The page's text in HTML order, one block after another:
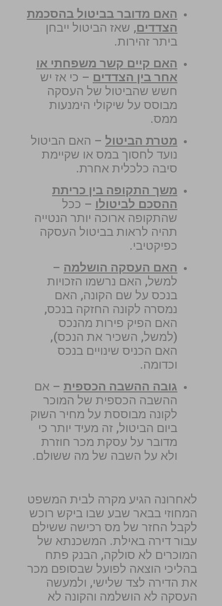
האם מדובר בביטול בהסכמת
הצדדים, שאז הביטול ייבחן
ביתר זהירות.
האם קיים קשר משפחתי או
אחר בין הצדדים – כי אז יש
חשש שהביטול של העסקה
מבוסס על שיקולי הימנעות
ממס.
מטרת הביטול – האם הביטול
נועד לחסוך במס או שקיימת
סיבה כלכלית אחרת.
משך התקופה בין כריתת
ההסכם לביטולו – ככל
שהתקופה ארוכה יותר הנטייה
תהיה לראות בביטול העסקה
כפיקטיבי.
האם העסקה הושלמה –
למשל, האם נרשמו הזכויות
בנכס על שם הקונה, האם
נמסרה לקונה החזקה בנכס,
האם הפיק פירות מהנכס
(למשל, השכיר את הנכס),
האם הכניס שינויים בנכס
וכדומה.
גובה ההשבה הכספית – אם
ההשבה הכספית של המוכר
לקונה מבוססת על מחיר השוק
ביום הביטול, זה מעיד יותר כי
מדובר על עסקת מכר חוזרת
ולא על השבה של מה ששולם.
לאחרונה הגיע מקרה לבית המשפט
המחוזי בבאר שבע שבו ביקש רוכש
לקבל החזר של מס רכישה ששילם
עבור דירה באילת. המשכנתא של
המוכרים לא סולקה, הבנק פתח
בהליכי הוצאה לפועל שבסופם מכר
את הדירה לצד שלישי, ולמעשה
העסקה לא הושלמה והקונה לא